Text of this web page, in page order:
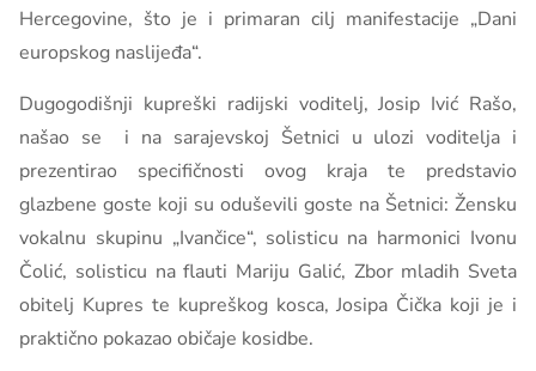
Hercegovine, što je i primaran cilj manifestacije „Dani
europskog naslijeđa“.
Dugogodišnji kupreški radijski voditelj, Josip Ivić Rašo,
našao se i na sarajevskoj Šetnici u ulozi voditelja i
prezentirao specifičnosti ovog kraja te predstavio
glazbene goste koji su oduševili goste na Šetnici: Žensku
vokalnu skupinu „Ivančice“, solisticu na harmonici Ivonu
Čolić, solisticu na flauti Mariju Galić, Zbor mladih Sveta
obitelj Kupres te kupreškog kosca, Josipa Čička koji je i
praktično pokazao običaje kosidbe.